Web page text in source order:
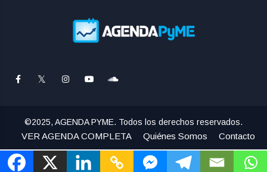
©2025, AGENDA PYME. Todos los derechos reservados.
VER AGENDA COMPLETA Quiénes Somos Contacto